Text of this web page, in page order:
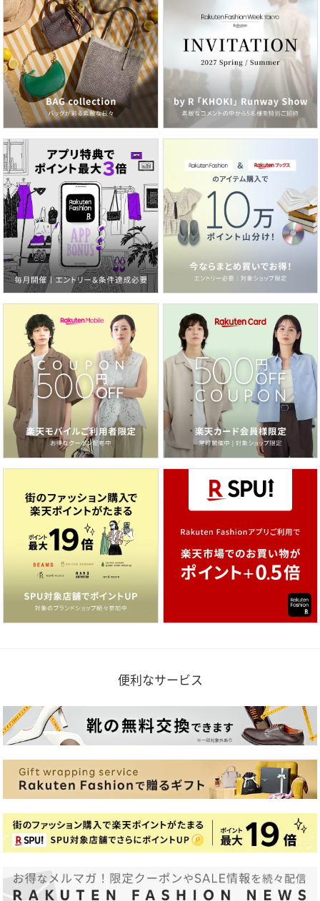
便利なサービス